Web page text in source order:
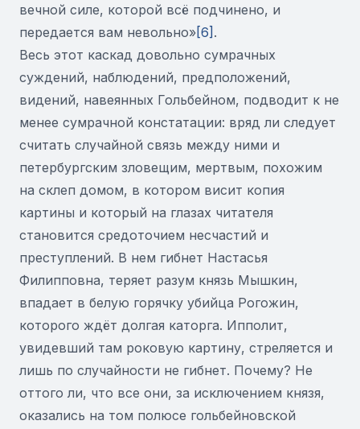
вечной силе, которой всё подчинено, и
передается вам невольно»[6] .
Весь этот каскад довольно сумрачных
суждений, наблюдений, предположений,
видений, навеянных Гольбейном, подводит к не
менее сумрачной констатации: вряд ли следует
считать случайной связь между ними и
петербургским зловещим, мертвым, похожим
на склеп домом, в котором висит копия
картины и который на глазах читателя
становится средоточием несчастий и
преступлений. В нем гибнет Настасья
Филипповна, теряет разум князь Мышкин,
впадает в белую горячку убийца Рогожин,
которого ждёт долгая каторга. Ипполит,
увидевший там роковую картину, стреляется и
лишь по случайности не гибнет. Почему? Не
оттого ли, что все они, за исключением князя,
оказались на том полюсе гольбейновской